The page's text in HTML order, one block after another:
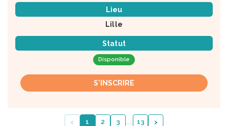
Lieu
Lille
Statut
Disponible
S'INSCRIRE
‹ 1 2 3 …… 13 ›